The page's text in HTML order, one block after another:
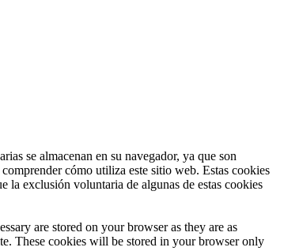
se almacenan en su navegador, ya que son
cómo utiliza este sitio web. Estas cookies
la exclusión voluntaria de algunas de estas cookies
are stored on your browser as they are as
These cookies will be stored in your browser only